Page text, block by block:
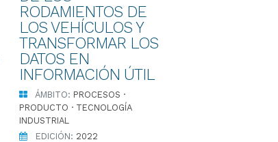
RODAMIENTOS DE
LOS VEHÍCULOS Y
TRANSFORMAR LOS
DATOS EN
INFORMACIÓN ÚTIL
ÁMBITO: PROCESOS ·
PRODUCTO · TECNOLOGÍA
INDUSTRIAL
EDICIÓN: 2022